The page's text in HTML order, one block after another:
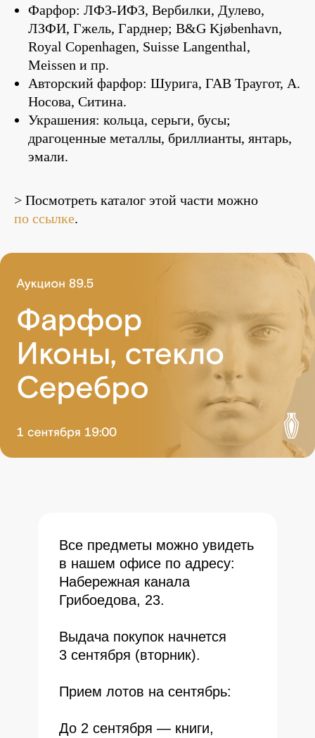
Фарфор: ЛФЗ-ИФЗ, Вербилки, Дулево,
ЛЗФИ, Гжель, Гарднер; B&G Kjøbenhavn,
Royal Copenhagen, Suisse Langenthal,
Meissen и пр.
Авторский фарфор: Шурига, ГАВ Траугот, А.
Носова, Ситина.
Украшения: кольца, серьги, бусы;
драгоценные металлы, бриллианты, янтарь,
эмали.
> Посмотреть каталог этой части можно
по ссылке.
Все предметы можно увидеть
в нашем офисе по адресу:
Набережная канала
Грибоедова, 23.
Выдача покупок начнется
3 сентября (вторник).
Прием лотов на сентябрь:
До 2 сентября — книги,